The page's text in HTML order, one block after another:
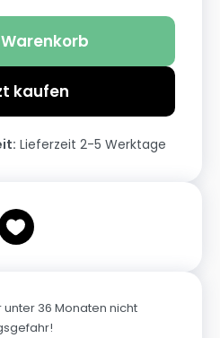
kaufen
Lieferzeit 2-5 Werktage
unter 36 Monaten nicht